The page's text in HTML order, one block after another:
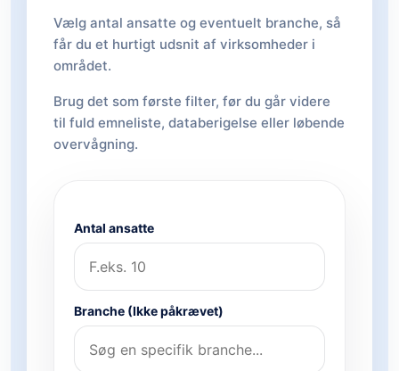
Vælg antal ansatte og eventuelt branche, så
får du et hurtigt udsnit af virksomheder i
området.
Brug det som første filter, før du går videre
til fuld emneliste, databerigelse eller løbende
overvågning.
Antal ansatte
Branche (Ikke påkrævet)